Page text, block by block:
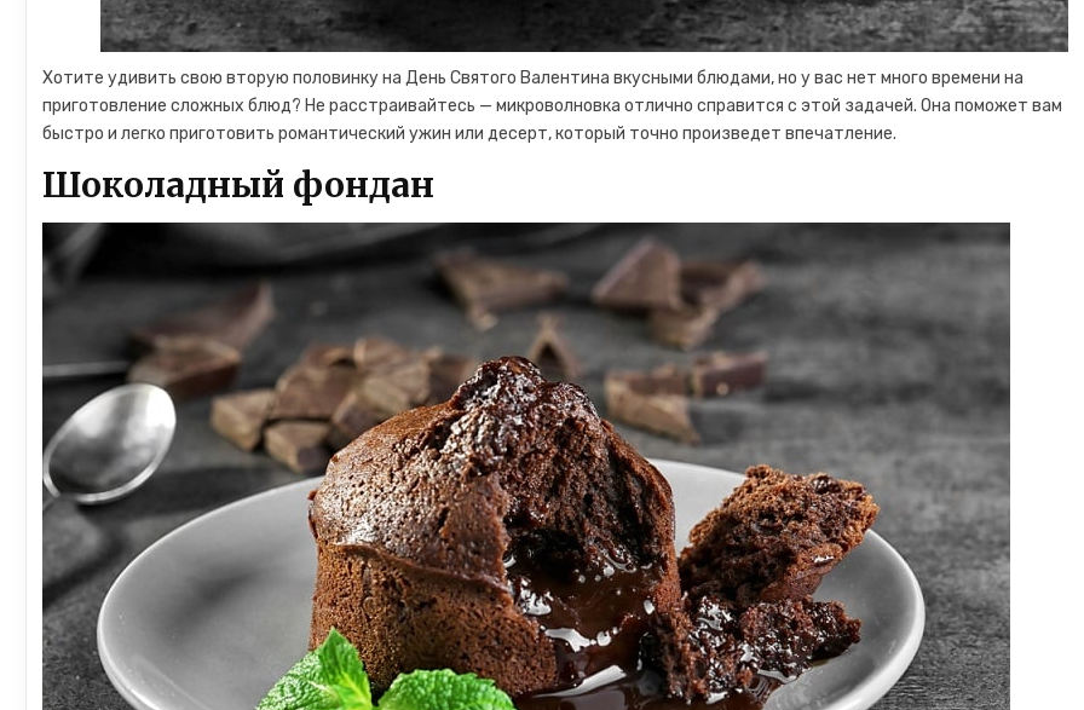
Хотите удивить свою вторую половинку на День Святого Валентина вкусными блюдами, но у вас нет много времени на
приготовление сложных блюд? Не расстраивайтесь — микроволновка отлично справится с этой задачей. Она поможет вам
быстро и легко приготовить романтический ужин или десерт, который точно произведет впечатление.
Шоколадный фондан